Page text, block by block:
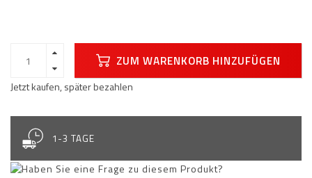
ZUM WARENKORB HINZUFÜGEN
Jetzt kaufen, später bezahlen
1-3 TAGE